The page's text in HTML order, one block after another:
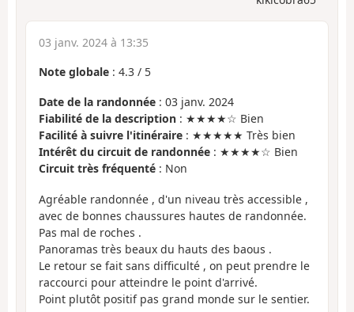
03 janv. 2024 à 13:35
Note globale : 4.3 / 5
Date de la randonnée : 03 janv. 2024
Fiabilité de la description : ★★★★☆ Bien
Facilité à suivre l'itinéraire : ★★★★★ Très bien
Intérêt du circuit de randonnée : ★★★★☆ Bien
Circuit très fréquenté : Non
Agréable randonnée , d'un niveau très accessible ,
avec de bonnes chaussures hautes de randonnée.
Pas mal de roches .
Panoramas très beaux du hauts des baous .
Le retour se fait sans difficulté , on peut prendre le
raccourci pour atteindre le point d'arrivé.
Point plutôt positif pas grand monde sur le sentier.